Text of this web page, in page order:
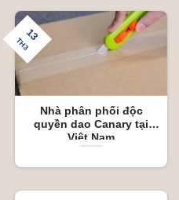
Nhà phân phối độc
quyền dao Canary tại
Việt Nam
13
TH3